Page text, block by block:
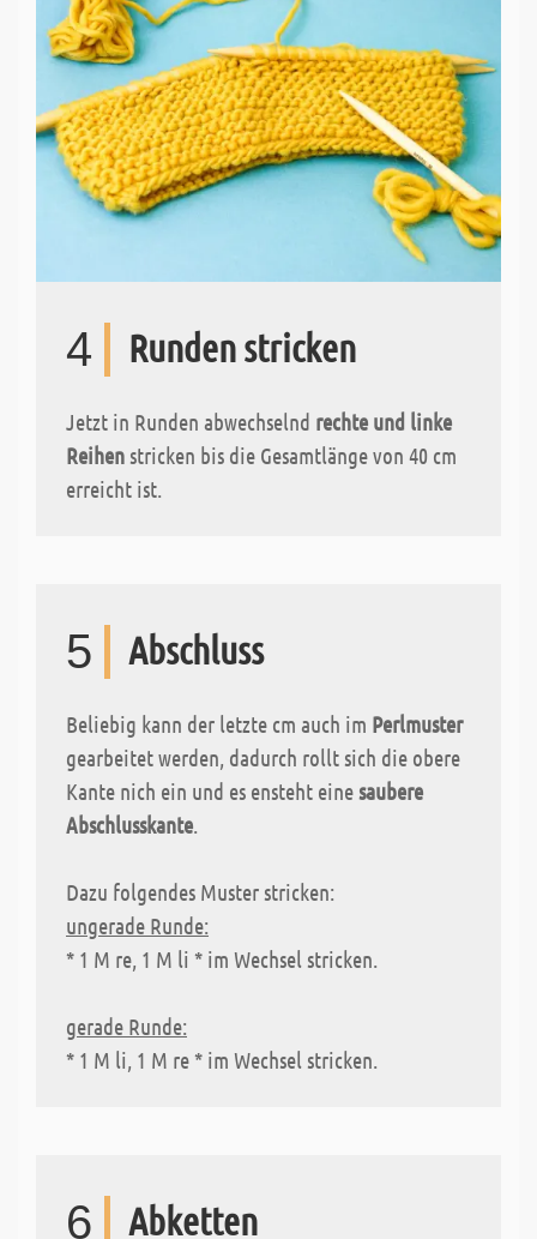
4 Runden stricken
Jetzt in Runden abwechselnd rechte und linke
Reihen stricken bis die Gesamtlänge von 40 cm
erreicht ist.
5 Abschluss
Beliebig kann der letzte cm auch im Perlmuster
gearbeitet werden, dadurch rollt sich die obere
Kante nich ein und es ensteht einesaubere
Abschlusskante.
Dazu folgendes Muster stricken:
ungerade Runde:
* 1 M re, 1 M li * im Wechsel stricken.
gerade Runde:
* 1 M li, 1 M re * im Wechsel stricken.
6 Abketten